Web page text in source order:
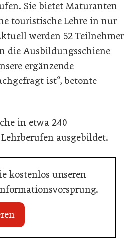
Sie bietet Maturanten
touristische Lehre in nur
werden 62 Teilnehmer
die Ausbildungsschiene
ergänzende
ist“, betonte
in etwa 240
ausgebildet.
kostenlos unseren